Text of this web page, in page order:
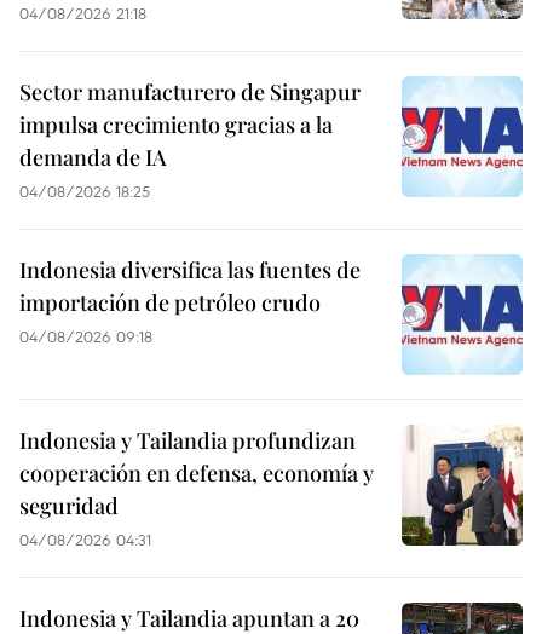
04/08/2026 21:18
Sector manufacturero de Singapur
impulsa crecimiento gracias a la
demanda de IA
04/08/2026 18:25
Indonesia diversifica las fuentes de
importación de petróleo crudo
04/08/2026 09:18
Indonesia y Tailandia profundizan
cooperación en defensa, economía y
seguridad
04/08/2026 04:31
Indonesia y Tailandia apuntan a 20